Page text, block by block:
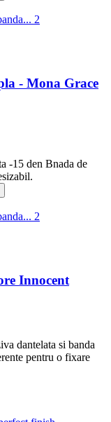
- Mona Grace
-15 den Bnada de
Innocent
dantelata si banda
pentru o fixare